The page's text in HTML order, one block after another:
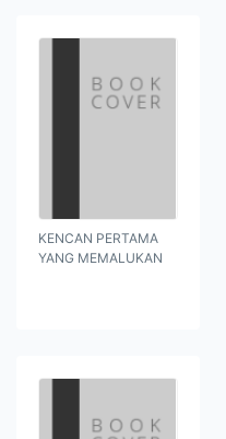
KENCAN PERTAMA
YANG MEMALUKAN